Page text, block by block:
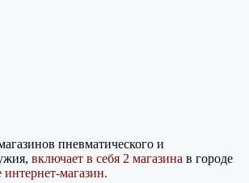
пневматического и
включает в себя 2 магазина в городе
интернет-магазин.